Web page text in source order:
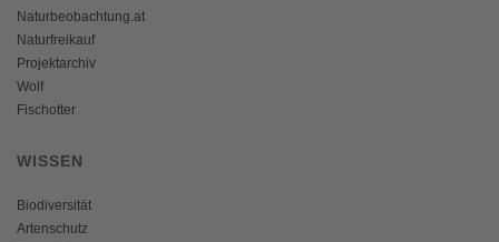
Naturbeobachtung.at
Naturfreikauf
Projektarchiv
Wolf
Fischotter
WISSEN
Biodiversität
Artenschutz